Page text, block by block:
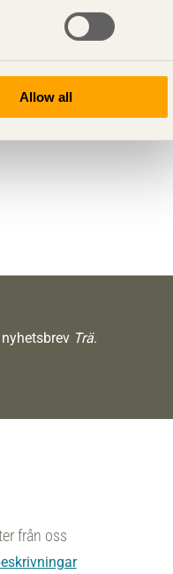
Allow all
Trä.
från oss